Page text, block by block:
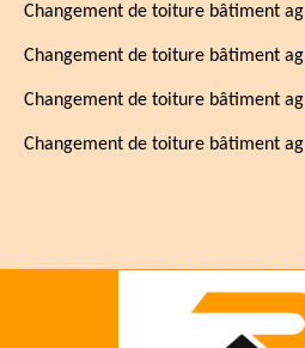
Changement de toiture bâtiment
Changement de toiture bâtiment
Changement de toiture bâtiment
Changement de toiture bâtiment